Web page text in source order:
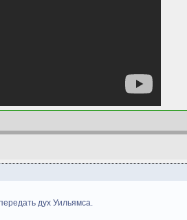
дух Уильямса.